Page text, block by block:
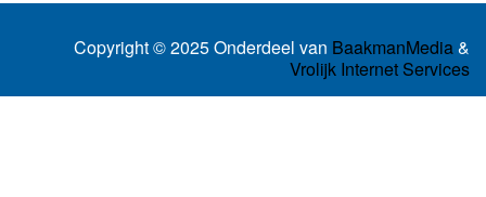
Copyright © 2025 Onderdeel van BaakmanMedia&
Vrolijk Internet Services